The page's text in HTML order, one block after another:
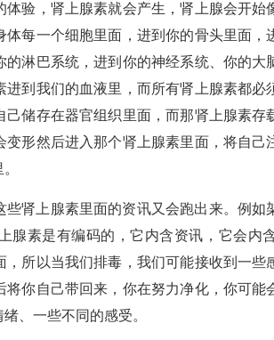
验，肾上腺素就会产生，肾上腺会开始
每一个细胞里面，进到你的骨头里面，
淋巴系统，进到你的神经系统、你的大
到我们的血液里，而所有肾上腺素都必
储存在器官组织里面，而那肾上腺素存
形然后进入那个肾上腺素里面，将自己
肾上腺素里面的资讯又会跑出来。例如
腺素是有编码的，它内含资讯，它会内
所以当我们排毒，我们可能接收到一些
你自己带回来，你在努力净化，你可能
、一些不同的感受。